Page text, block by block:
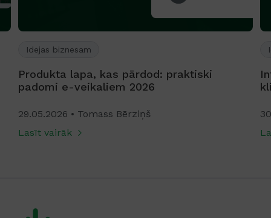
Idejas biznesam
Produkta lapa, kas pārdod: praktiski
padomi e-veikaliem 2026
29.05.2026
Tomass Bērziņš
Lasīt vairāk